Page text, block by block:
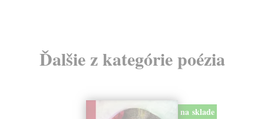
Ďalšie z kategórie poézia
na sklade